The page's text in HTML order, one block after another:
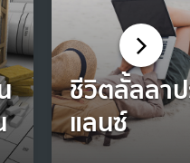
ชีวิตลั้ลลา
แลนซ์